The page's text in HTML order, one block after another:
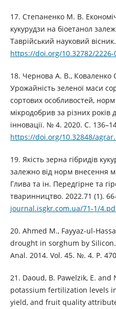
17. Степаненко М. В.
кукурудзи на біоетанол
Таврійський науковий
https://doi.org/10.32782/2226-
18. Чернова А. В.,
Урожайність зеленої маси
сортових особливостей, норм
мікродобрив за різних років
інновації. № 4. 2020. С.
https://doi.org/10.32848/
19. Якість зерна гібридів
залежно від норм внесення
Глива та ін. Передгірне та
тваринництво. 2022.71 (1).
journal.isgkr.com.ua/71-1/
20. Ahmed M., Fayyaz-ul-
drought in sorghum by
Anal. 2014. Vol. 45. №. 4. Р.
21. Daoud, B. Pawelzik, E.
potassium fertilization levels
yield, and fruit quality